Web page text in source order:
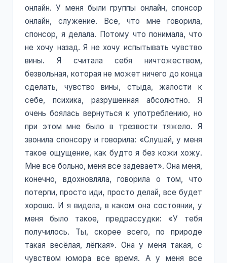
онлайн. У меня были группы онлайн, спонсор
онлайн, служение. Все, что мне говорила,
спонсор, я делала. Потому что понимала, что
не хочу назад. Я не хочу испытывать чувство
вины. Я считала себя ничтожеством,
безвольная, которая не может ничего до конца
сделать, чувство вины, стыда, жалости к
себе, психика, разрушенная абсолютно. Я
очень боялась вернуться к употреблению, но
при этом мне было в трезвости тяжело. Я
звонила спонсору и говорила: «Слушай, у меня
такое ощущение, как будто я без кожи хожу.
Мне все больно, меня все задевает». Она меня,
конечно, вдохновляла, говорила о том, что
потерпи, просто иди, просто делай, все будет
хорошо. И я видела, в каком она состоянии, у
меня было такое, предрассудки: «У тебя
получилось. Ты, скорее всего, по природе
такая весёлая, лёгкая». Она у меня такая, с
чувством юмора все время. А у меня все